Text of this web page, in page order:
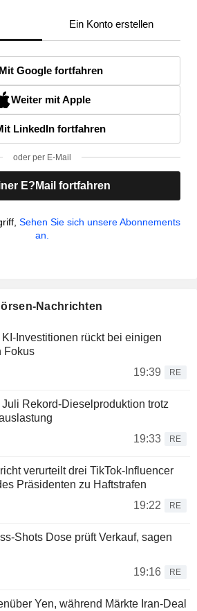
Ein Konto erstellen
Mit Google fortfahren
Weiter mit Apple
LinkedIn fortfahren
oder per E-Mail
E?Mail fortfahren
Sehen Sie sich unsere Abonnements
an.
Nachrichten
Investitionen rückt bei einigen
Fokus
19:39
RE
Rekord-Dieselproduktion trotz
19:33
RE
verurteilt drei TikTok-Influencer
Präsidenten zu Haftstrafen
19:22
RE
Shots Dose prüft Verkauf, sagen
19:16
RE
Yen, während Märkte Iran-Deal